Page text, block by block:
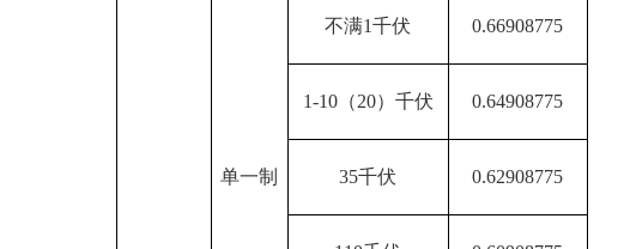
单一制
不满1千伏 0.66908775
1-10（20）千伏 0.64908775
35千伏 0.62908775